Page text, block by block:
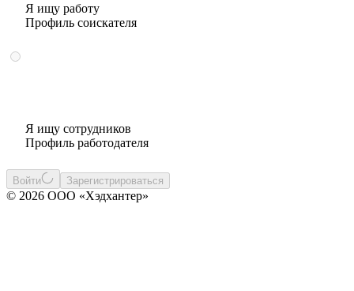
Я ищу работу
Профиль соискателя
Я ищу сотрудников
Профиль работодателя
Войти Зарегистрироваться
© 2026 ООО «Хэдхантер»